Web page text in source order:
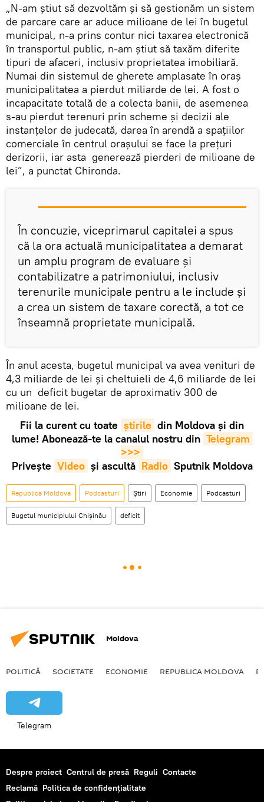
„N-am știut să dezvoltăm și să gestionăm un sistem
de parcare care ar aduce milioane de lei în bugetul
municipal, n-a prins contur nici taxarea electronică
în transportul public, n-am știut să taxăm diferite
tipuri de afaceri, inclusiv proprietatea imobiliară.
Numai din sistemul de gherete amplasate în oraș
municipalitatea a pierdut miliarde de lei. A fost o
incapacitate totală de a colecta banii, de asemenea
s-au pierdut terenuri prin scheme și decizii ale
instanțelor de judecată, darea în arendă a spațiilor
comerciale în centrul orașului se face la prețuri
derizorii, iar asta generează pierderi de milioane de
lei”, a punctat Chironda.
În concuzie, viceprimarul capitalei a spus
că la ora actuală municipalitatea a demarat
un amplu program de evaluare și
contabilizatre a patrimoniului, inclusiv
terenurile municipale pentru a le include și
a crea un sistem de taxare corectă, a tot ce
înseamnă proprietate municipală.
În anul acesta, bugetul municipal va avea venituri de
4,3 miliarde de lei și cheltuieli de 4,6 miliarde de lei
cu un deficit bugetar de aproximativ 300 de
milioane de lei.
Fii la curent cu toate știrile din Moldova și din
lume! Abonează-te la canalul nostru din Telegram
>>>
Privește Video și ascultă Radio Sputnik Moldova
Republica Moldova Podcasturi Știri Economie Podcasturi
Bugetul municipiului Chişinău deficit
Moldova
POLITICĂ SOCIETATE ECONOMIE REPUBLICA MOLDOVA
Telegram
Despre proiect Centrul de presă Reguli Contacte
Reclamă Politica de confidențialitate